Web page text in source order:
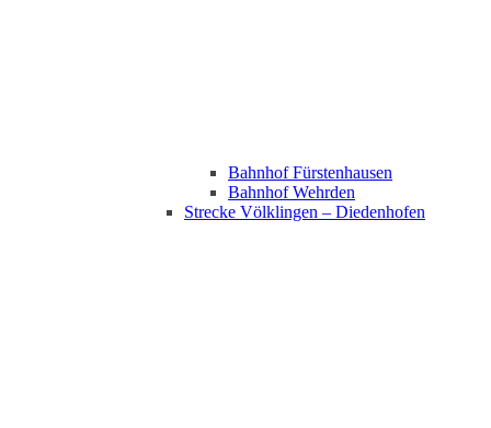
Bahnhof Fürstenhausen
Bahnhof Wehrden
Strecke Völklingen – Diedenhofen